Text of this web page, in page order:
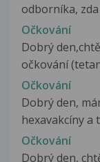
odborníka,
Očkování
Dobrý
očkování
Očkování
Dobrý den,
hexavakcíny a
Očkování
Dobrý den,